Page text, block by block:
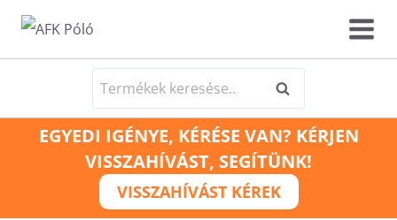
Skip
Keresés
a
következőre:
Keresés
EGYEDI IGÉNYE, KÉRÉSE VAN? KÉRJEN
VISSZAHÍVÁST, SEGÍTÜNK!
VISSZAHÍVÁST KÉREK